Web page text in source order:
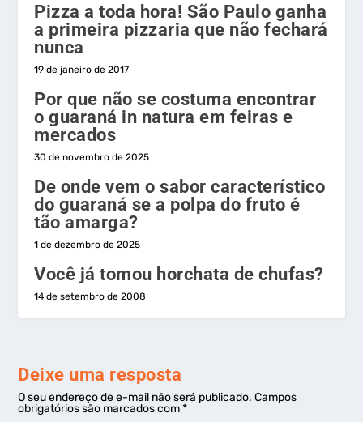
Pizza a toda hora! São Paulo ganha
a primeira pizzaria que não fechará
nunca
19 de janeiro de 2017
Por que não se costuma encontrar
o guaraná in natura em feiras e
mercados
30 de novembro de 2025
De onde vem o sabor característico
do guaraná se a polpa do fruto é
tão amarga?
1 de dezembro de 2025
Você já tomou horchata de chufas?
14 de setembro de 2008
Deixe uma resposta
O seu endereço de e-mail não será publicado. Campos
obrigatórios são marcados com*